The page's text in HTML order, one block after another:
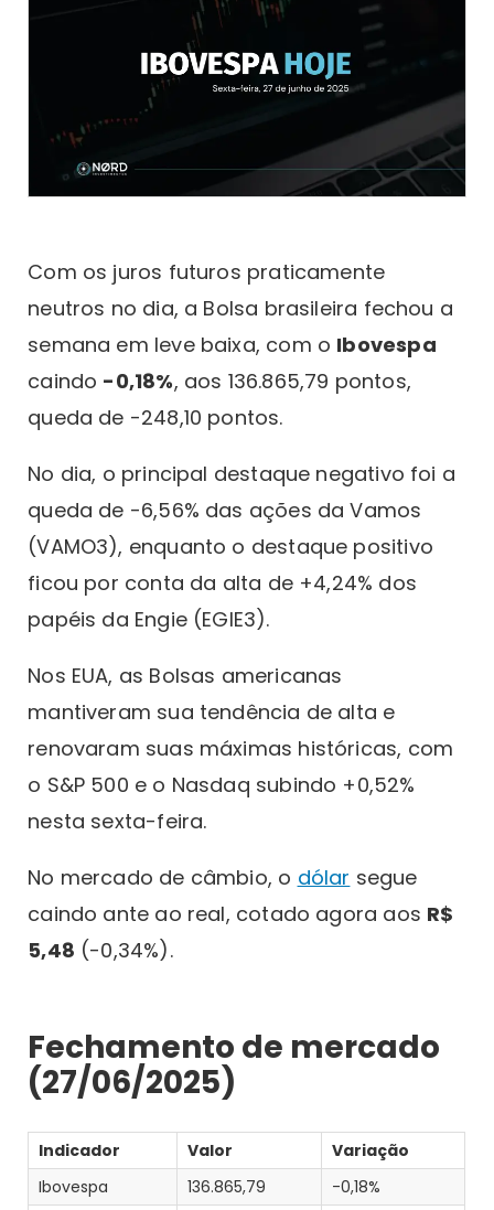
Com os juros futuros praticamente
neutros no dia, a Bolsa brasileira fechou a
semana em leve baixa, com o Ibovespa
caindo -0,18%, aos 136.865,79 pontos,
queda de -248,10 pontos.
No dia, o principal destaque negativo foi a
queda de -6,56% das ações da Vamos
(VAMO3), enquanto o destaque positivo
ficou por conta da alta de +4,24% dos
papéis da Engie (EGIE3).
Nos EUA, as Bolsas americanas
mantiveram sua tendência de alta e
renovaram suas máximas históricas, com
o S&P 500 e o Nasdaq subindo +0,52%
nesta sexta-feira.
No mercado de câmbio, o dólar segue
caindo ante ao real, cotado agora aos R$
5,48 (-0,34%).
Fechamento de mercado
(27/06/2025)
Indicador Valor
Variação
Ibovespa
136.865,79
-0,18%